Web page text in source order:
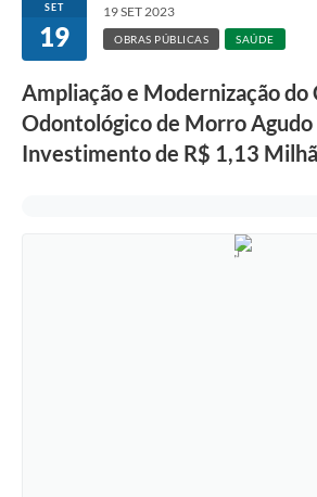
SET
19
19 SET 2023
OBRAS PÚBLICAS SAÚDE
Ampliação e Modernização do
Odontológico de Morro Agudo
Investimento de R$ 1,13